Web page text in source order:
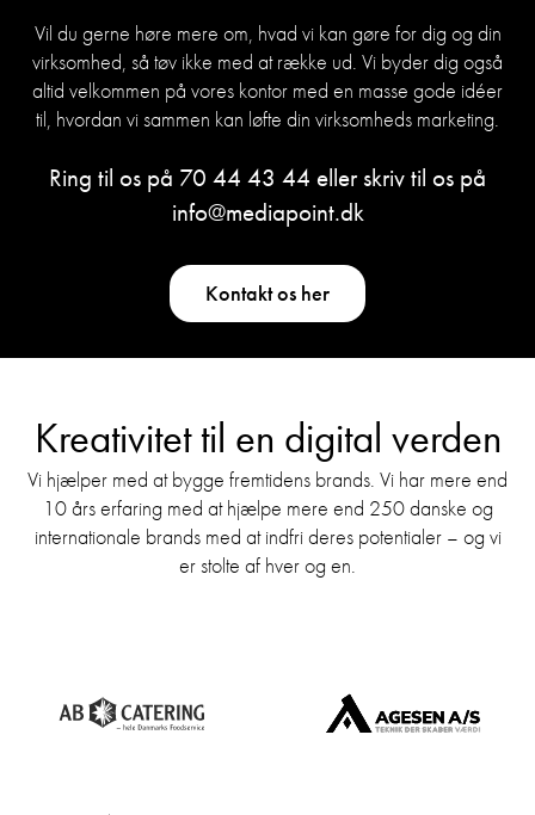
Vil du gerne høre mere om, hvad vi kan gøre for dig og din
virksomhed, så tøv ikke med at række ud. Vi byder dig også
altid velkommen på vores kontor med en masse gode idéer
til, hvordan vi sammen kan løfte din virksomheds marketing.
Ring til os på 70 44 43 44 eller skriv til os på
info@mediapoint.dk
Kontakt os her
Kreativitet til en digital verden
Vi hjælper med at bygge fremtidens brands. Vi har mere end
10 års erfaring med at hjælpe mere end 250 danske og
internationale brands med at indfri deres potentialer – og vi
er stolte af hver og en.